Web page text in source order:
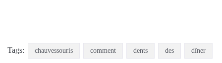
Tags: chauvessouris comment dents des dîner